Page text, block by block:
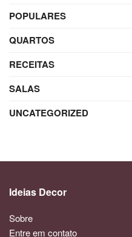
POPULARES
QUARTOS
RECEITAS
SALAS
UNCATEGORIZED
Ideias Decor
Sobre
Entre em contato